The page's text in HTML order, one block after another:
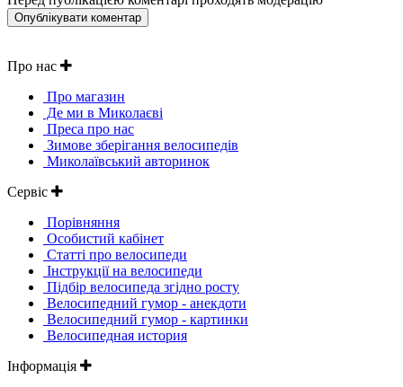
Про нас
Про магазин
Де ми в Миколаєві
Преса про нас
Зимове зберігання велосипедів
Миколаївський авторинок
Сервіс
Порівняння
Особистий кабінет
Статті про велосипеди
Інструкції на велосипеди
Підбір велосипеда згідно росту
Велосипедний гумор - анекдоти
Велосипедний гумор - картинки
Велосипедная история
Інформація